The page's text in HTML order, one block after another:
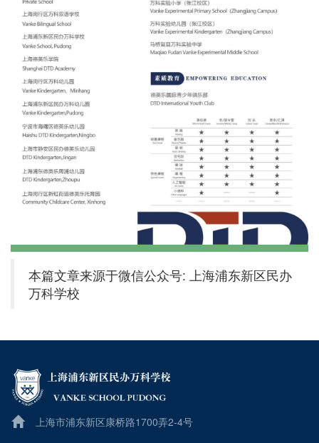
本篇文章来源于微信公众号: 上海浦东新区民办
万科学校
上海市浦东新区康桥路1700弄2-4号